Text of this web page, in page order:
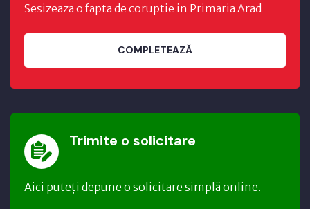
Sesizeaza o fapta de coruptie in Primaria Arad
COMPLETEAZĂ
Trimite o solicitare
Aici puteți depune o solicitare simplă online.